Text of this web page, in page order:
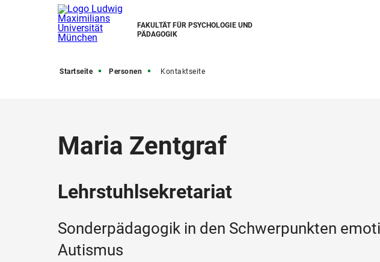
FAKULTÄT FÜR PSYCHOLOGIE UND
PÄDAGOGIK
Startseite Personen Kontaktseite
Maria Zentgraf
Lehrstuhlsekretariat
Sonderpädagogik in den Schwerpunkten
Autismus